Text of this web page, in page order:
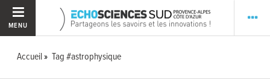
MENU
Accueil Tag #astrophysique